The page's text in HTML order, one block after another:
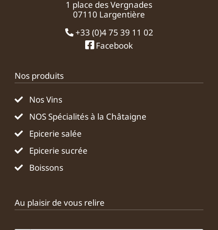
1 place des Vergnades
07110 Largentière
+33 (0)4 75 39 11 02
Facebook
Nos produits
Nos Vins
NOS Spécialités à la Châtaigne
Epicerie salée
Epicerie sucrée
Boissons
Au plaisir de vous relire